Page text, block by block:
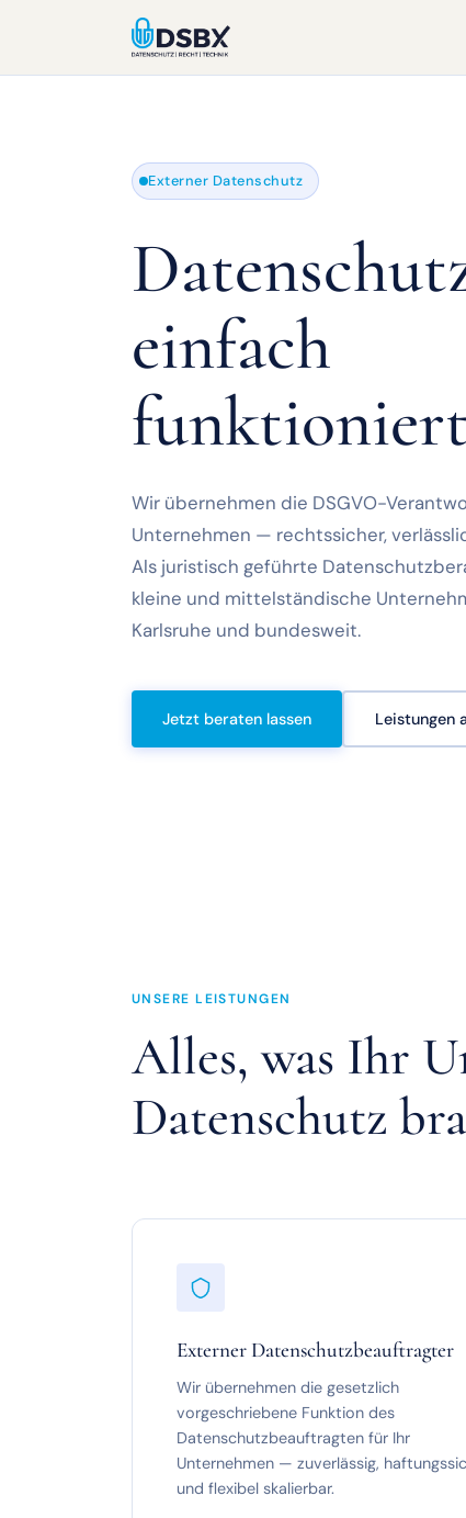
Externer Datenschutz
einfach
Wir übernehmen die DSGVO-
Unternehmen — rechtssicher,
Als juristisch geführte
kleine und mittelständische
Karlsruhe und bundesweit.
Jetzt beraten lassen Leistungen
UNSERE LEISTUNGEN
Alles, was Ihr
Datenschutz
Externer Datenschutzbeauftragter
Wir übernehmen die gesetzlich
vorgeschriebene Funktion des
Datenschutzbeauftragten für Ihr
Unternehmen — zuverlässig,
und flexibel skalierbar.